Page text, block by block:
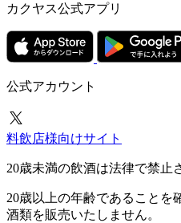
カクヤス公式アプリ
公式アカウント
料飲店様向けサイト
20歳未満の飲酒は法律で禁止
20歳以上の年齢であることを
酒類を販売いたしません。